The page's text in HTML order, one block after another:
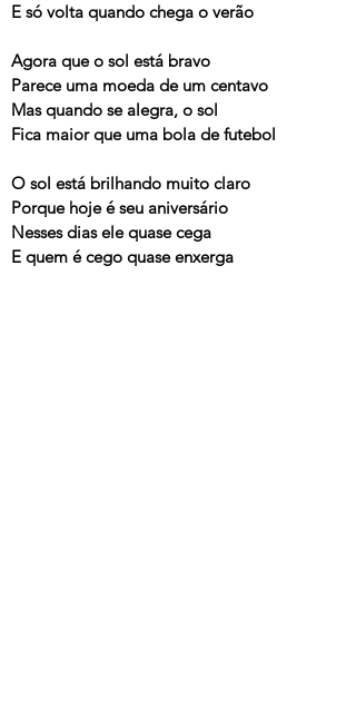
E só volta quando chega o verão
Agora que o sol está bravo
Parece uma moeda de um centavo
Mas quando se alegra, o sol
Fica maior que uma bola de futebol
O sol está brilhando muito claro
Porque hoje é seu aniversário
Nesses dias ele quase cega
E quem é cego quase enxerga